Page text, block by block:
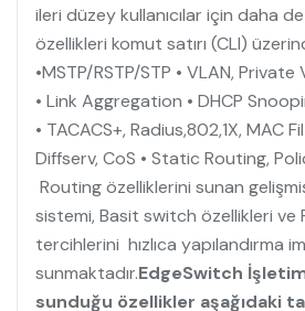
ileri düzey kullanıcılar için daha
özellikleri komut satırı (CLI)
•MSTP/RSTP/STP • VLAN,
• Link Aggregation • DHCP
• TACACS+, Radius,802,1X, MAC
Diffserv, CoS • Static Routing,
Routing özelliklerini sunan
sistemi, Basit switch özellikleri ve
tercihlerini hızlıca yapılandırma
sunmaktadır.EdgeSwitch
sunduğu özellikler aşağıdaki